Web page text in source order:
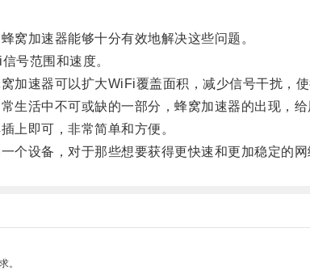
加速器能够十分有效地解决这些问题。
号范围和速度。
速器可以扩大WiFi覆盖面积，减少信号干扰，使
活中不可或缺的一部分，蜂窝加速器的出现，给
即可，非常简单和方便。
设备，对于那些想要获得更快速和更加稳定的网
。